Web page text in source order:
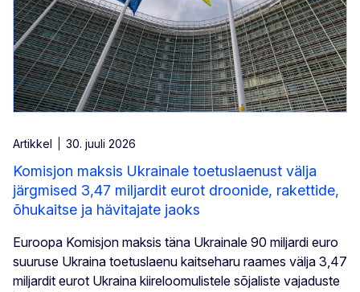
Artikkel 30. juuli 2026
Komisjon maksis Ukrainale toetuslaenust välja
järgmised 3,47 miljardit eurot droonide, rakettide,
õhukaitse ja hävitajate jaoks
Euroopa Komisjon maksis täna Ukrainale 90 miljardi euro
suuruse Ukraina toetuslaenu kaitseharu raames välja 3,47
miljardit eurot Ukraina kiireloomulistele sõjaliste vajaduste